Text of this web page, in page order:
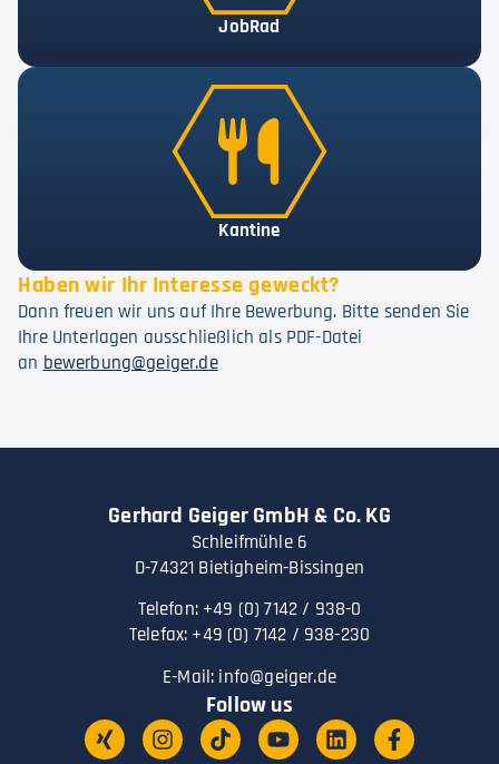
JobRad
Kantine
Haben wir Ihr Interesse geweckt?
Dann freuen wir uns auf Ihre Bewerbung. Bitte senden Sie
Ihre Unterlagen ausschließlich als PDF-Datei
an bewerbung@geiger.de
Gerhard Geiger GmbH & Co. KG
Schleifmühle 6
D-74321 Bietigheim-Bissingen
Telefon: +49 (0) 7142 / 938-0
Telefax: +49 (0) 7142 / 938-230
E-Mail: info@geiger.de
Follow us